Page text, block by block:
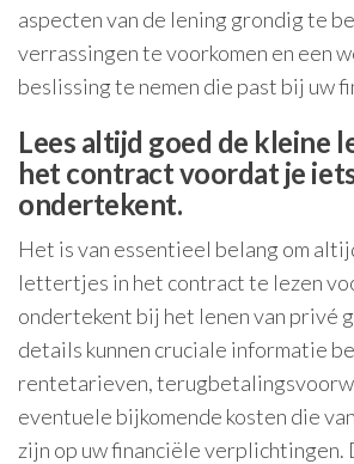
aspecten van de lening grondig te
verrassingen te voorkomen en een
beslissing te nemen die past bij uw
Lees altijd goed de kleine
het contract voordat je
ondertekent.
Het is van essentieel belang om
lettertjes in het contract te lezen
ondertekent bij het lenen van privé
details kunnen cruciale informatie
rentetarieven,
eventuele bijkomende kosten die
zijn op uw financiële